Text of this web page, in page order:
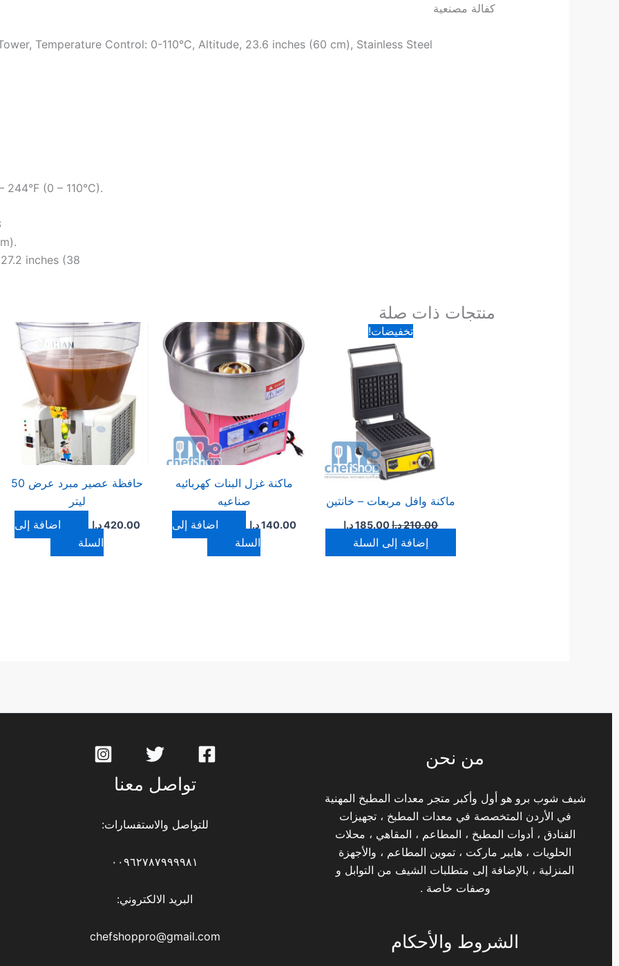
كفالة مصنعية
Temperature Control: 0-110°C, Altitude, 23.6 inches (60 cm), Stainless Steel
(0 – 110°C).
inches (38
منتجات ذات صلة
تخفيضات!
ماكنة وافل مربعات – خانتين
210.00د.ا
السعر
الأصلي
هو:
210.00 د.ا.
185.00د.ا
إضافة إلى السلة
ماكنة غزل البنات كهربائيه
صناعيه
140.00د.ا
إضافة إلى
السلة
حافظة عصير مبرد عرض 50
ليتر
420.00د.ا
إضافة إلى
السلة
من نحن
شيف شوب برو هو أول وأكبر متجر معدات المطبخ المهنية
في الأردن المتخصصة في معدات المطبخ ، تجهيزات
الفنادق ، أدوات المطبخ ، المطاعم ، المقاهي ، محلات
الحلويات ، هايبر ماركت ، تموين المطاعم ، والأجهزة
المنزلية ، بالإضافة إلى متطلبات الشيف من التوابل و
وصفات خاصة .
الشروط والأحكام
تواصل معنا
للتواصل والاستفسارات:
٠٠٩٦٢٧٨٧٩٩٩٩٨١
البريد الالكتروني:
chefshoppro@gmail.com